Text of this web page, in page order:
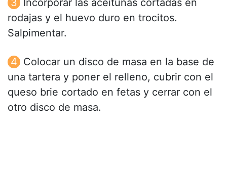
rodajas y el huevo duro en trocitos.
Salpimentar.
Colocar un disco de masa en la base de
una tartera y poner el relleno, cubrir con el
queso brie cortado en fetas y cerrar con el
otro disco de masa.